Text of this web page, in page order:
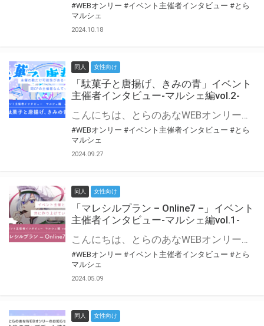
#WEBオンリー #イベント主催者インタビュー #とら
マルシェ
2024.10.18
同人 女性向け
「駄菓子と唐揚げ、きみの青」イベント
主催者インタビュー-マルシェ編vol.2-
こんにちは、とらのあなWEBオンリー運営スタッフです。 新たにお届けする、イベント主催者インタビュー-マルシェ編-は、 とらのあなWEBオンリー「マルシェ」をご利用の主催様に 「マルシェ」を使ってイベントを開催した感想や心がけをお聞きする企画です。 今回は、WEBオンリー初開催「駄菓子と唐揚げ、きみの青」より、 主催のぎこ六屋様にお話を伺いました。 協力：ぎこ六屋様／イベント公式Twitter（@krkgwks） とらのあなWEBオンリー「マルシェ」とは？ WEBオンリーでリアルタイムでコミュニケーションがとれるオンライン会場です。
#WEBオンリー #イベント主催者インタビュー #とら
マルシェ
2024.09.27
同人 女性向け
「マレシルプラン – Online7 –」イベント
主催者インタビュー-マルシェ編vol.1-
こんにちは、とらのあなWEBオンリー運営スタッフです。 新たにお届けする、イベント主催者インタビュー-マルシェ編-は、 とらのあなWEBオンリー「マルシェ」をご利用した主催様に 「マルシェ」を使って開催した感想や心がけをお聞きする企画です。 今回は、WEBオンリー開催7回目迎えた「マレシルプラン – Online7 –」より、 主催の玉川うた様にお話を伺いました。 ▼マレシルプランのインタビュー前回記事 「イベント主催者インタビュー vol.6」はこちら 協力：玉川うた様（マレシルプラン実行委員会 代表）／イベント公式Twitter（@mallesil_plan） とらのあなWEBオンリー「マルシェ」とは？ WEBオンリーでリアルタイムでコミュニケーションがとれるオンライン会場です。
#WEBオンリー #イベント主催者インタビュー #とら
マルシェ
2024.05.09
同人 女性向け